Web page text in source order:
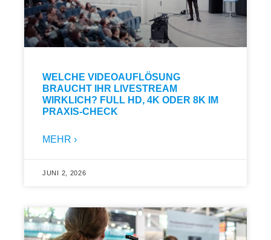
WELCHE VIDEOAUFLÖSUNG
BRAUCHT IHR LIVESTREAM
WIRKLICH? FULL HD, 4K ODER 8K IM
PRAXIS-CHECK
MEHR ›
JUNI 2, 2026